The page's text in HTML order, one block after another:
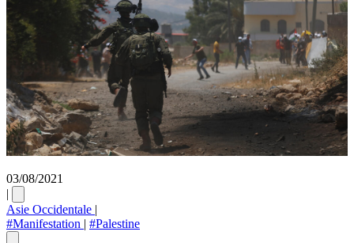
03/08/2021
|
Asie Occidentale |
#Manifestation | #Palestine